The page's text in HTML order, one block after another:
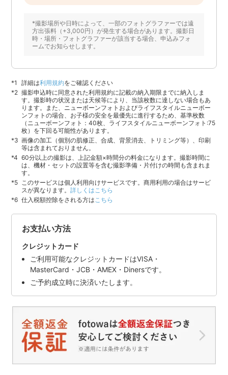
*撮影場所や日時によって、一部のフォトグラファーでは遠
方出張料（+3,000円）が発生する場合があります。撮影日
時・場所・フォトグラファーが該当する場合、申込みフォ
ームでお知らせします。
詳細は利用規約をご確認ください
撮影申込時に同意された利用規約に記載の納入期限までに納入しま
す。撮影時の状況または天候等により、当該枚数に達しない場合もあ
ります。また、ニューボーンフォトおよびライフスタイルニューボー
ンフォトの場合、お子様の安全を最優先に進行するため、基準枚数
（ニューボーンフォト：40枚、ライフスタイルニューボーンフォト:75
枚）を下回る可能性があります。
画像の加工（個別の肌修正、合成、背景消去、トリミング等）、印刷
等は含まれておりません。
60分以上の撮影は、上記金額×時間分の料金になります。撮影時間に
は、機材・セットの設置等を含む撮影準備・片付けの時間も含まれま
す。
このサービスは個人利用向けサービスです。商用利用の場合はサービ
スが異なります。詳しくはこちら
仕入税額控除をされる方はこちら
お支払い方法
クレジットカード
ご利用可能なクレジットカードはVISA・
MasterCard・JCB・AMEX・Dinersです。
ご予約成立時に決済いたします。